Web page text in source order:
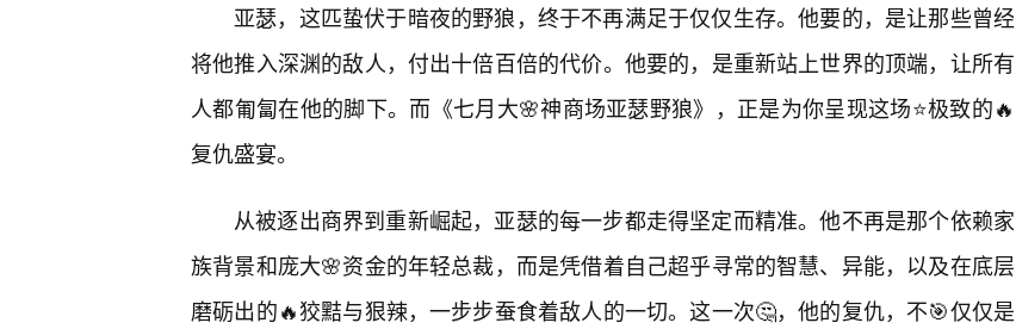
亚瑟，这匹蛰伏于暗夜的野狼，终于不再满足于仅仅生存。他要的，是让那些曾经
将他推入深渊的敌人，付出十倍百倍的代价。他要的，是重新站上世界的顶端，让所有
人都匍匐在他的脚下。而《七月大🌸神商场亚瑟野狼》，正是为你呈现这场⭐极致的🔥
复仇盛宴。
从被逐出商界到重新崛起，亚瑟的每一步都走得坚定而精准。他不再是那个依赖家
族背景和庞大🌸资金的年轻总裁，而是凭借着自己超乎寻常的智慧、异能，以及在底层
磨砺出的🔥狡黠与狠辣，一步步蚕食着敌人的一切。这一次🤔，他的复仇，不🎯仅仅是